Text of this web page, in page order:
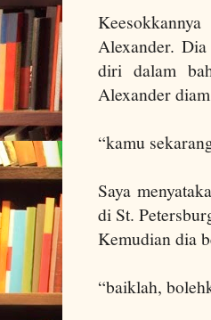
Alexander.
diri dalam
Alexander
“kamu
Saya
di St.
Kemudian dia
“baiklah,